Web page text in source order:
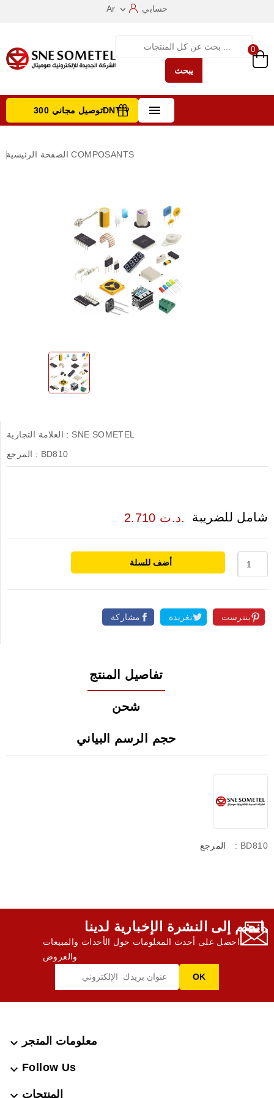
Ar  حسابي
يبحث
0
 توصيل مجاني 300DNT +
الصفحة الرئيسية COMPOSANTS
العلامة التجارية : SNE SOMETEL
المرجع : BD810
2.710 د.ت. شامل للضريبة
أضف للسلة
مشاركة تغريدة بنترست
تفاصيل المنتج
شحن
حجم الرسم البياني
المرجع : BD810
انضم إلى النشرة الإخبارية لدينا,
احصل على أحدث المعلومات حول الأحداث والمبيعات
والعروض
معلومات المتجر 
Follow Us

المنتجات